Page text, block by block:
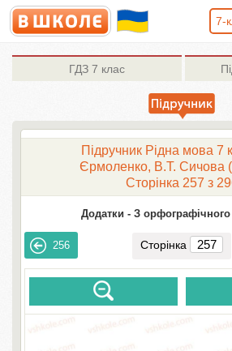
7-
ГДЗ 7 клас
Підручник Рідна мова 7
Єрмоленко, В.Т. Сичова
Сторінка 257 з
Додатки - З
256 Сторінка